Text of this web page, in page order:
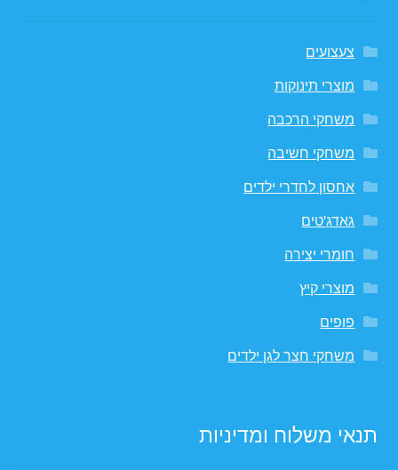
צעצועים
מוצרי תינוקות
משחקי הרכבה
משחקי חשיבה
אחסון לחדרי ילדים
גאדג'טים
חומרי יצירה
מוצרי קיץ
פופים
משחקי חצר לגן ילדים
תנאי משלוח ומדיניות